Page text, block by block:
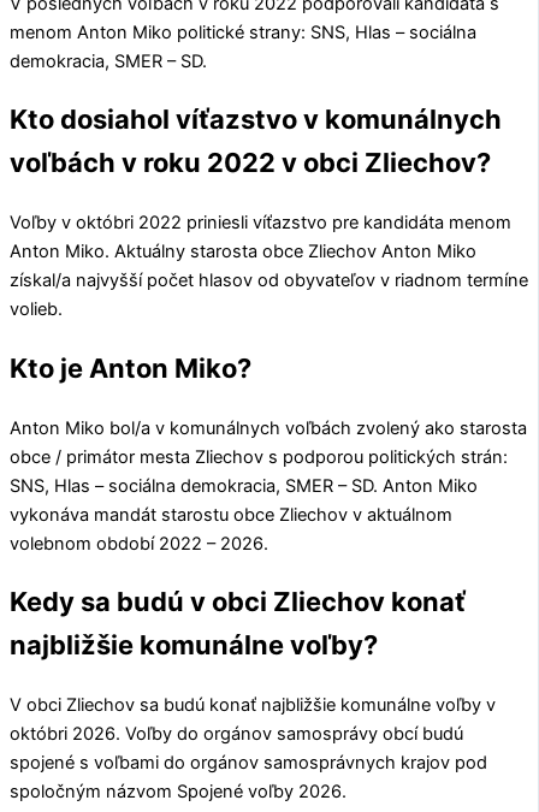
menom Anton Miko politické strany: SNS, Hlas – sociálna
demokracia, SMER – SD.
Kto dosiahol víťazstvo v komunálnych
voľbách v roku 2022 v obci Zliechov?
Voľby v októbri 2022 priniesli víťazstvo pre kandidáta menom
Anton Miko. Aktuálny starosta obce Zliechov Anton Miko
získal/a najvyšší počet hlasov od obyvateľov v riadnom termíne
volieb.
Kto je Anton Miko?
Anton Miko bol/a v komunálnych voľbách zvolený ako starosta
obce / primátor mesta Zliechov s podporou politických strán:
SNS, Hlas – sociálna demokracia, SMER – SD. Anton Miko
vykonáva mandát starostu obce Zliechov v aktuálnom
volebnom období 2022 – 2026.
Kedy sa budú v obci Zliechov konať
najbližšie komunálne voľby?
V obci Zliechov sa budú konať najbližšie komunálne voľby v
októbri 2026. Voľby do orgánov samosprávy obcí budú
spojené s voľbami do orgánov samosprávnych krajov pod
spoločným názvom Spojené voľby 2026.